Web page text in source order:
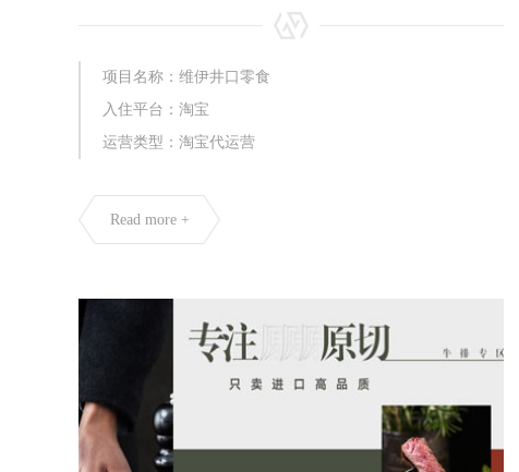
项目名称：维伊井口零食
入住平台：淘宝
运营类型：淘宝代运营
Read more +